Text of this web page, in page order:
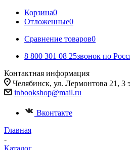
Корзина0
Отложенные0
Сравнение товаров0
8 800 301 08 25звонок по
Контактная информация
Челябинск, ул. Лермонтова 21, 3
inbookshop@mail.ru
Вконтакте
Главная
-
Каталог